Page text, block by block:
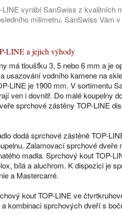
vyrábí SanSwiss z kvalitních
milimetru. SanSwiss Vám
LINE a jejich výhody
má tloušťku 3, 5 nebo 6 mm a je
usazování vodního kamene na
LINE je 1900 mm. V sortimentu
ven i dovnitř. Do malé koupelny
sprchové zástěny TOP-LINE
dodá sprchové zástěně TOP-
Zalamovací sprchové
madla. Sprchový kout TOP-
bílá a aluchrom. K dispozici je
a Mastercarré.
kout TOP-LINE ve
kombinaci sprchových dveří s